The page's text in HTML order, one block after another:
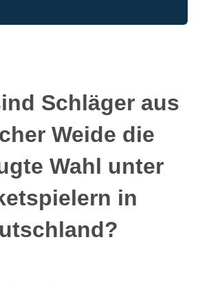
Schläger aus
Weide die
Wahl unter
in